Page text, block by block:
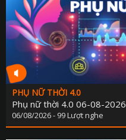
PHỤ NỮ THỜI 4.0
Phụ nữ thời 4.0 06-08-2026
06/08/2026 - 99 Lượt nghe